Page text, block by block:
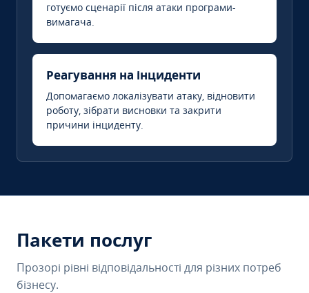
готуємо сценарії після атаки програми-
вимагача.
Реагування на інциденти
Допомагаємо локалізувати атаку, відновити
роботу, зібрати висновки та закрити
причини інциденту.
Пакети послуг
Прозорі рівні відповідальності для різних потреб
бізнесу.